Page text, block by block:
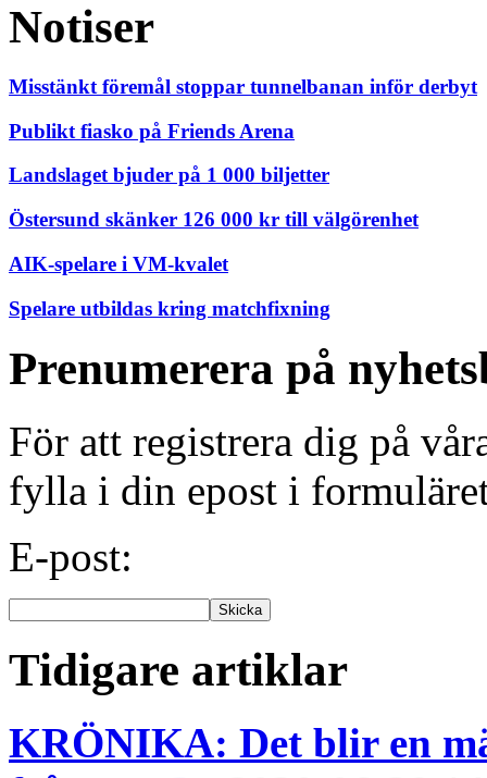
Notiser
Misstänkt föremål stoppar tunnelbanan inför derbyt
Publikt fiasko på Friends Arena
Landslaget bjuder på 1 000 biljetter
Östersund skänker 126 000 kr till välgörenhet
AIK-spelare i VM-kvalet
Spelare utbildas kring matchfixning
Prenumerera på
För att registrera dig på
fylla i din epost i
E-post:
Tidigare artiklar
KRÖNIKA: Det blir en